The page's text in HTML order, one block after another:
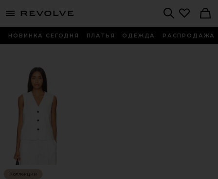
menu - shows more content
НОВИНКА СЕГОДНЯ ПЛАТЬЯ ОДЕЖДА РАСПРОДАЖА
Коллекции